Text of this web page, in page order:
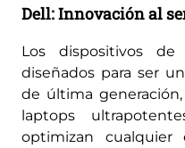
Dell: Innovación al
Los dispositivos de
diseñados para ser
de última
laptops
optimizan cualquier